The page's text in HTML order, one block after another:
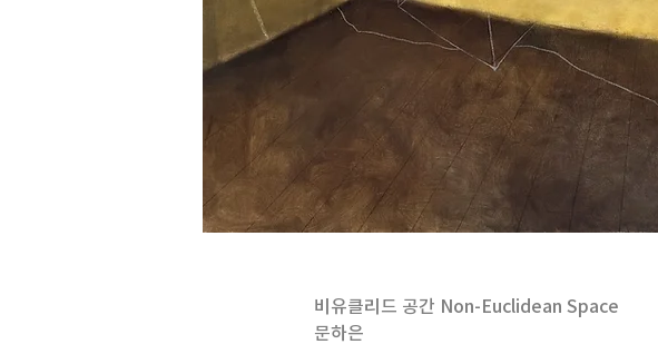
비유클리드 공간 Non-Euclidean Space
문하은